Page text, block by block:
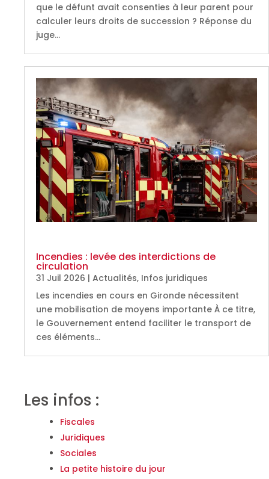
que le défunt avait consenties à leur parent pour
calculer leurs droits de succession ? Réponse du
juge…
Incendies : levée des interdictions de
circulation
31 Juil 2026 | Actualités, Infos juridiques
Les incendies en cours en Gironde nécessitent
une mobilisation de moyens importante À ce titre,
le Gouvernement entend faciliter le transport de
ces éléments…
Les infos :
Fiscales
Juridiques
Sociales
La petite histoire du jour